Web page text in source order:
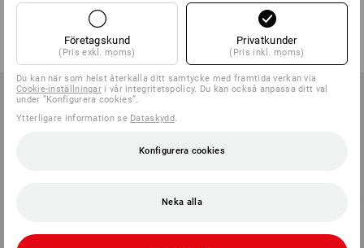
55,00 kr
(inkl. moms) från 3 Styck (inkl. moms) från 30 Styck
Företagskund
(Pris exkl. moms)
Privatkunder
(Pris inkl. moms)
Du kan när som helst återkalla ditt samtycke med framtida verkan via
Cookie-inställningar i vår integritetspolicy. Du kan också anpassa ditt val
under ”Konfigurera cookies”.
Ytterligare information se Dataskydd.
Konfigurera cookies
Neka alla